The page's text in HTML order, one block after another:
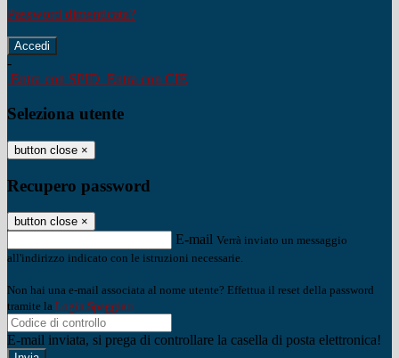
Password dimenticata?
-
Entra con SPID Entra con CIE
Seleziona utente
button close ×
Recupero password
button close ×
E-mail Verrà inviato un messaggio
all'indirizzo indicato con le istruzioni necessarie.
Non hai una e-mail associata al nome utente? Effettua il reset della password
tramite la Login Spaggiari
E-mail inviata, si prega di controllare la casella di posta elettronica!